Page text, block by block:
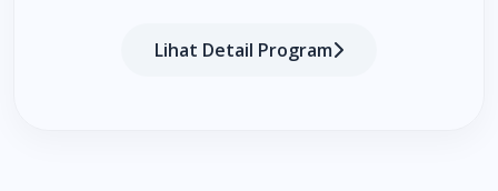
Lihat Detail Program